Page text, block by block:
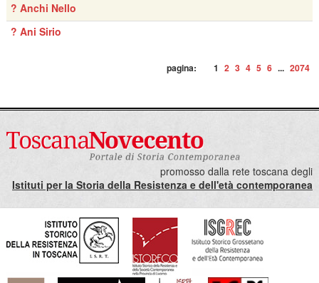
? Anchi Nello
? Ani Sirio
pagina: 1 2 3 4 5 6 ... 2074
promosso dalla rete toscana degli
Istituti per la Storia della Resistenza e dell'età contemporanea